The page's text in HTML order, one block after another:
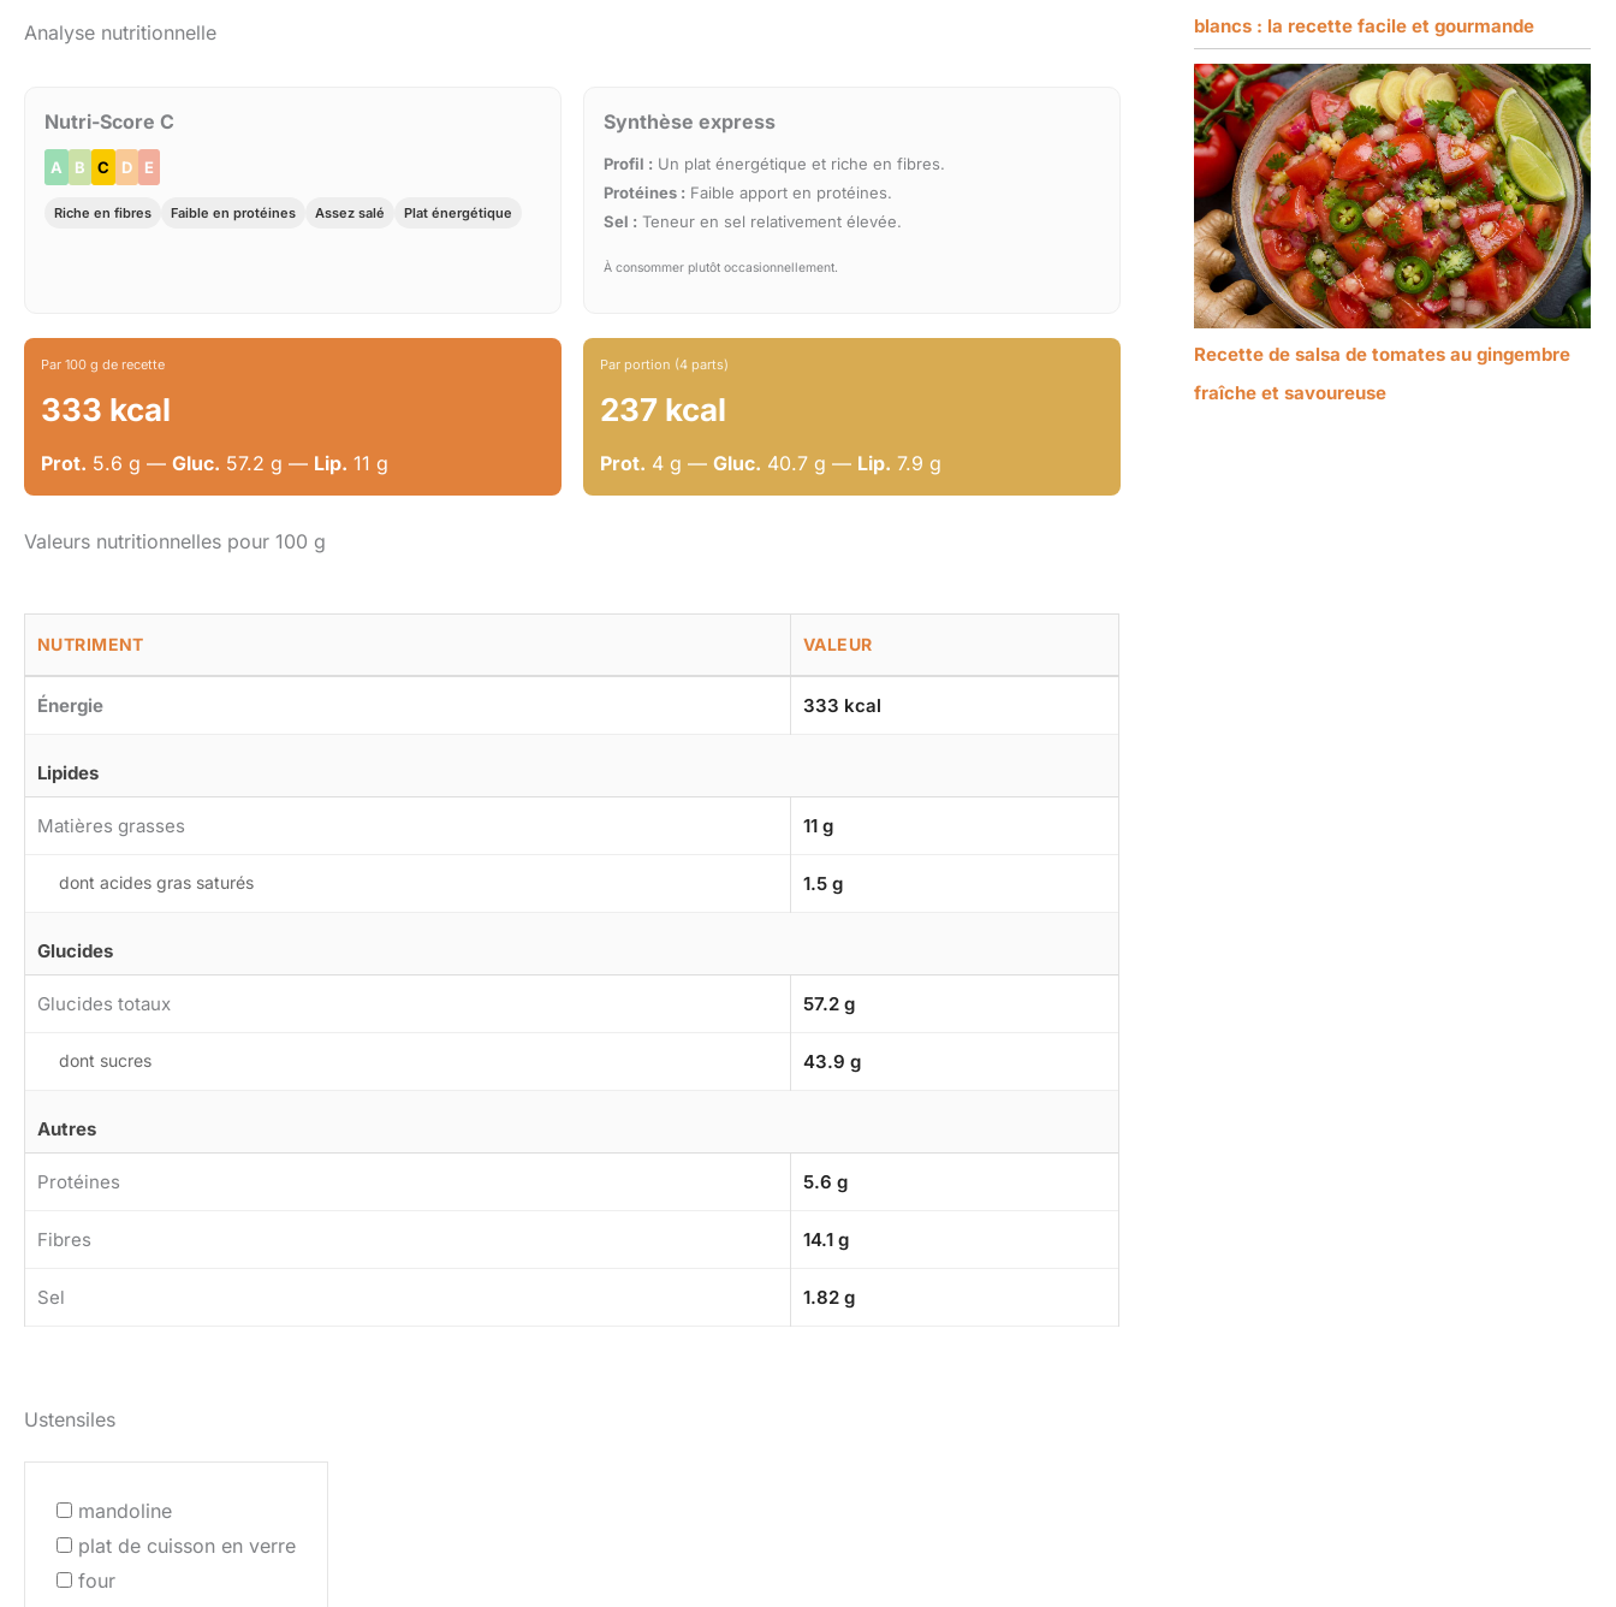
Analyse nutritionnelle
Nutri-Score C
A B C D E
Riche en fibres Faible en protéines Assez salé Plat énergétique
Synthèse express
Profil : Un plat énergétique et riche en fibres.
Protéines : Faible apport en protéines.
Sel : Teneur en sel relativement élevée.
À consommer plutôt occasionnellement.
Par 100 g de recette
333 kcal
Prot. 5.6 g — Gluc. 57.2 g — Lip. 11 g
Par portion (4 parts)
237 kcal
Prot. 4 g —Gluc. 40.7 g — Lip. 7.9 g
Valeurs nutritionnelles pour 100 g
NUTRIMENT VALEUR
Énergie 333 kcal
Lipides
Matières grasses 11 g
dont acides gras saturés 1.5 g
Glucides
Glucides totaux 57.2 g
dont sucres 43.9 g
Autres
Protéines 5.6 g
Fibres 14.1 g
Sel 1.82 g
Ustensiles
mandoline
plat de cuisson en verre
four
blancs : la recette facile et gourmande
Recette de salsa de tomates au gingembre
fraîche et savoureuse